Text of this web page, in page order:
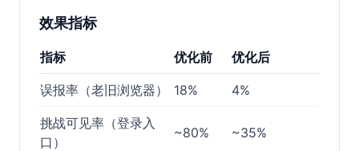
效果指标
指标 优化前 优化后
误报率（老旧浏览器） 18% 4%
挑战可见率（登录入
口）
~80% ~35%